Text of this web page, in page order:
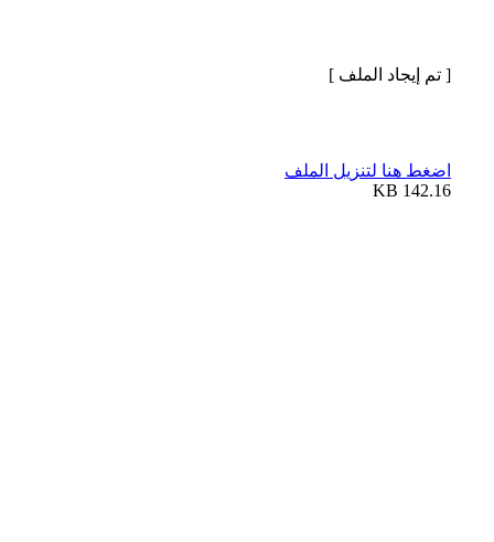
[ تم إيجاد الملف ]
اضغط هنا لتنزيل الملف
142.16 KB